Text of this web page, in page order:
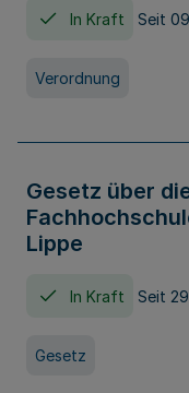
In Kraft Seit
Verordnung
Gesetz über
Lippe
In Kraft Seit
Gesetz